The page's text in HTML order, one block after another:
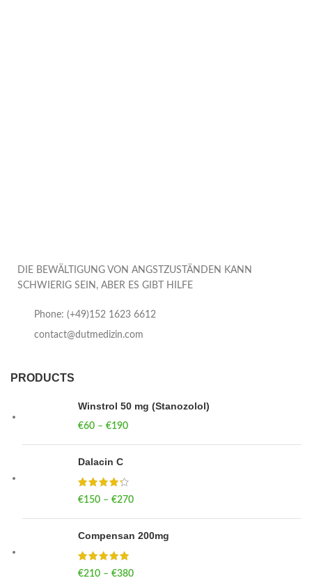
DIE BEWÄLTIGUNG VON ANGSTZUSTÄNDEN KANN
SCHWIERIG SEIN, ABER ES GIBT HILFE
Phone: (+49)152 1623 6612
contact@dutmedizin.com
PRODUCTS
Winstrol 50 mg (Stanozolol)
€60 – €190
Dalacin C
€150 – €270
Compensan 200mg
€210 – €380